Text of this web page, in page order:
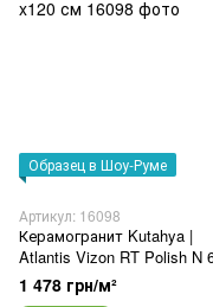
Образец в Шоу-Руме
Артикул: 16098
Керамогранит Kutahya |
Atlantis Vizon RT Polish N
x120 см
1 478 грн/м²